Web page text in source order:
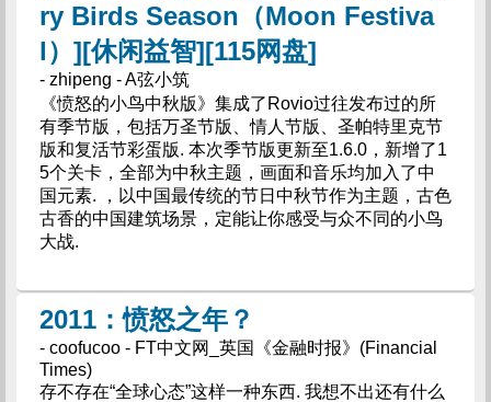
ry Birds Season（Moon Festiva
l）][休闲益智][115网盘]
- zhipeng - A弦小筑
《愤怒的小鸟中秋版》集成了Rovio过往发布过的所
有季节版，包括万圣节版、情人节版、圣帕特里克节
版和复活节彩蛋版. 本次季节版更新至1.6.0，新增了1
5个关卡，全部为中秋主题，画面和音乐均加入了中
国元素. ，以中国最传统的节日中秋节作为主题，古色
古香的中国建筑场景，定能让你感受与众不同的小鸟
大战.
2011：愤怒之年？
- coofucoo - FT中文网_英国《金融时报》(Financial
Times)
存不存在“全球心态”这样一种东西. 我想不出还有什么